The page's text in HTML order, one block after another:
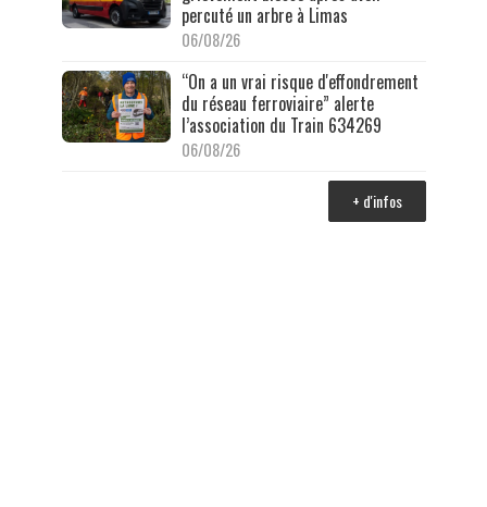
percuté un arbre à Limas
06/08/26
“On a un vrai risque d'effondrement
du réseau ferroviaire” alerte
l’association du Train 634269
06/08/26
+ d'infos